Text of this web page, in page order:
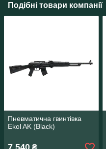
Подібні товари компанії
Пневматична гвинтівка
Ekol AK (Black)